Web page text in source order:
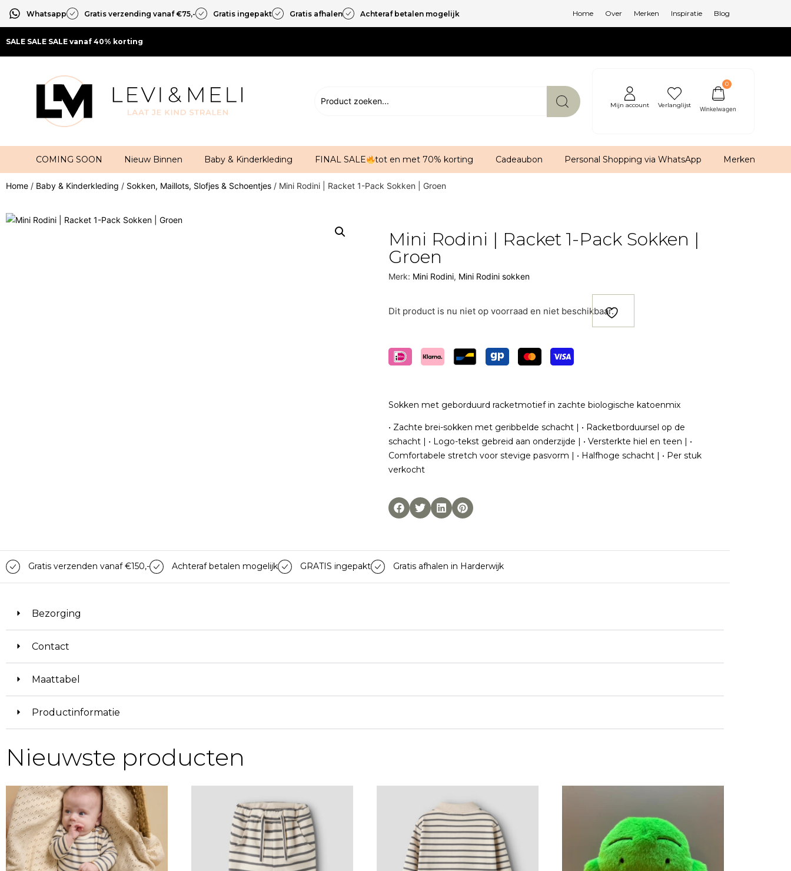
Whatsapp Gratis verzending vanaf €75,- Gratis ingepakt Gratis afhalen Achteraf betalen mogelijk Home Over Merken Inspiratie Blog
SALE SALE SALE vanaf 40% korting
Mijn account Verlanglijst
0
COMING SOON Nieuw Binnen Baby & Kinderkleding FINAL SALE tot en met 70% korting Cadeaubon Personal Shopping via WhatsApp Merken
Home / Baby & Kinderkleding / Sokken, Maillots, Slofjes & Schoentjes / Mini Rodini | Racket 1-Pack Sokken | Groen
Mini Rodini | Racket 1-Pack Sokken |
Groen
Merk: Mini Rodini, Mini Rodini sokken
Dit product is nu niet op voorraad en niet beschikbaar.
Sokken met geborduurd racketmotief in zachte biologische katoenmix
• Zachte brei-sokken met geribbelde schacht | • Racketborduursel op de
schacht | • Logo-tekst gebreid aan onderzijde | • Versterkte hiel en teen | •
Comfortabele stretch voor stevige pasvorm | • Halfhoge schacht | • Per stuk
verkocht
Gratis verzenden vanaf €150,- Achteraf betalen mogelijk GRATIS ingepakt Gratis afhalen in Harderwijk
Bezorging
Contact
Maattabel
Productinformatie
Nieuwste producten